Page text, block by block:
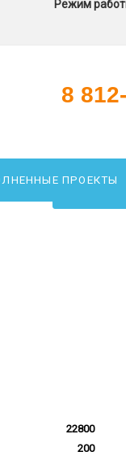
Режим
8
ПРОЕКТЫ
22800
200